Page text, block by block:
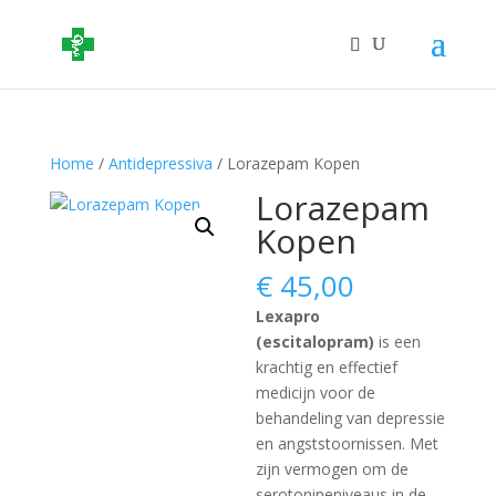
Home / Antidepressiva / Lorazepam Kopen
Lorazepam
Kopen
€ 45,00
Lexapro
(escitalopram) is een
krachtig en effectief
medicijn voor de
behandeling van depressie
en angststoornissen. Met
zijn vermogen om de